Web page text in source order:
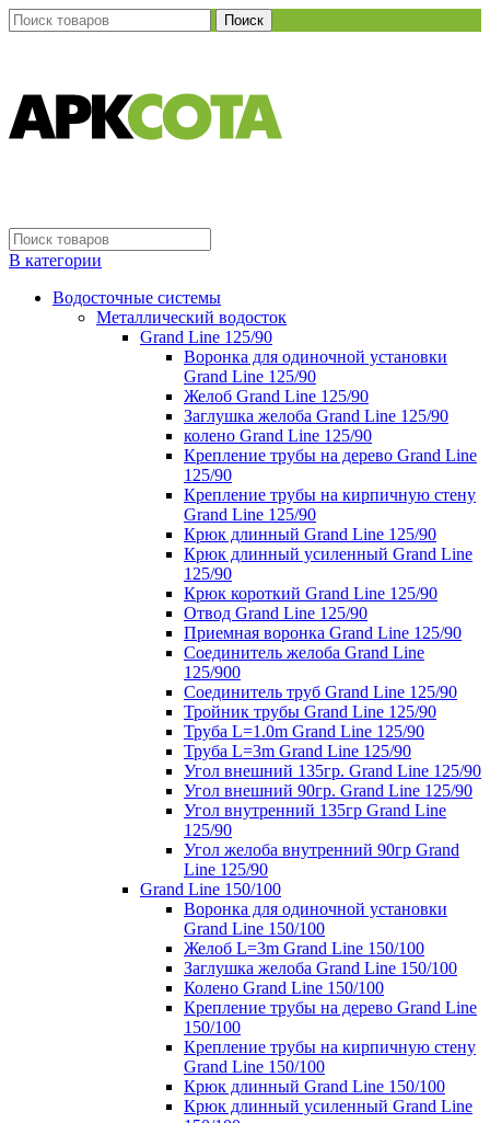
Поиск
В категории
Водосточные системы
Металлический водосток
Grand Line 125/90
Воронка для одиночной установки
Grand Line 125/90
Желоб Grand Line 125/90
Заглушка желоба Grand Line 125/90
колено Grand Line 125/90
Крепление трубы на дерево Grand Line
125/90
Крепление трубы на кирпичную стену
Grand Line 125/90
Крюк длинный Grand Line 125/90
Крюк длинный усиленный Grand Line
125/90
Крюк короткий Grand Line 125/90
Отвод Grand Line 125/90
Приемная воронка Grand Line 125/90
Соединитель желоба Grand Line
125/900
Соединитель труб Grand Line 125/90
Тройник трубы Grand Line 125/90
Труба L=1.0m Grand Line 125/90
Труба L=3m Grand Line 125/90
Угол внешний 135гр. Grand Line 125/90
Угол внешний 90гр. Grand Line 125/90
Угол внутренний 135гр Grand Line
125/90
Угол желоба внутренний 90гр Grand
Line 125/90
Grand Line 150/100
Воронка для одиночной установки
Grand Line 150/100
Желоб L=3m Grand Line 150/100
Заглушка желоба Grand Line 150/100
Колено Grand Line 150/100
Крепление трубы на дерево Grand Line
150/100
Крепление трубы на кирпичную стену
Grand Line 150/100
Крюк длинный Grand Line 150/100
Крюк длинный усиленный Grand Line